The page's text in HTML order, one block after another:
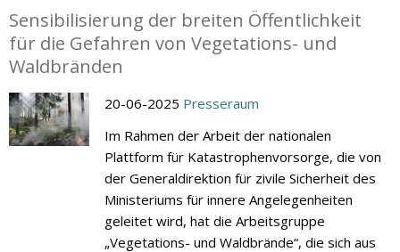
Sensibilisierung der breiten Öffentlichkeit
für die Gefahren von Vegetations- und
Waldbränden
20-06-2025 Presseraum
Im Rahmen der Arbeit der nationalen
Plattform für Katastrophenvorsorge, die von
der Generaldirektion für zivile Sicherheit des
Ministeriums für innere Angelegenheiten
geleitet wird, hat die Arbeitsgruppe
„Vegetations- und Waldbrände“, die sich aus